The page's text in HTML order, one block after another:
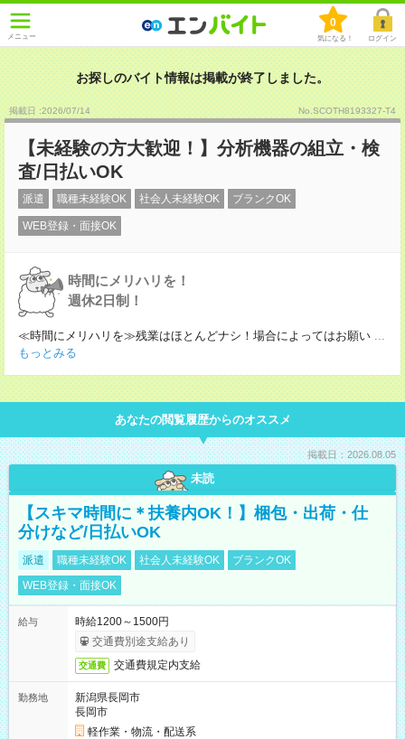
メニュー
0
気になる！ ログイン
お探しのバイト情報は掲載が終了しました。
掲載日 :2026/07/14 No.SCOTH8193327-T4
【未経験の方大歓迎！】分析機器の組立・検
査/日払いOK
派遣 職種未経験OK 社会人未経験OK ブランクOK
WEB登録・面接OK
時間にメリハリを！
週休2日制！
≪時間にメリハリを≫残業はほとんどナシ！場合によってはお願い ...
もっとみる
あなたの閲覧履歴からのオススメ
掲載日：2026.08.05
未読
【スキマ時間に＊扶養内OK！】梱包・出荷・仕
分けなど/日払いOK
派遣 職種未経験OK 社会人未経験OK
ブランクOK
WEB登録・面接OK
給与
時給1200～1500円
交通費別途支給あり
交通費 交通費規定内支給
勤務地
新潟県長岡市
長岡市
軽作業・物流・配送系